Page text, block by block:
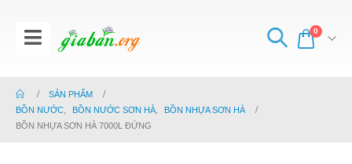
0
SẢN PHẨM
BỒN NƯỚC
BỒN NƯỚC SƠN HÀ
BỒN NHỰA SƠN HÀ
BỒN NHỰA SƠN HÀ 7000L ĐỨNG